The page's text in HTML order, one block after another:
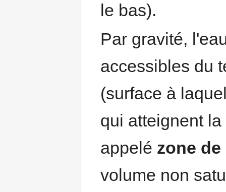
le bas).
Par gravité,
accessibles du
(surface à
qui atteignent
appelé zone
volume non